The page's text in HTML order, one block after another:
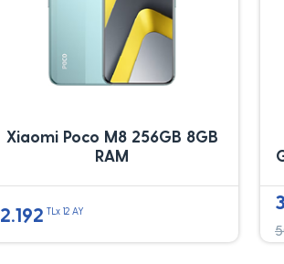
Xiaomi Poco M8 256GB 8GB
RAM
2.192 TLx 12 AY